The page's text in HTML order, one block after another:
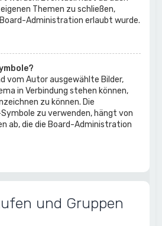
Themen zu schließen,
Administration erlaubt wurde.
vom Autor ausgewählte Bilder,
in Verbindung stehen können,
zu können. Die
zu verwenden, hängt von
ab, die die Board-Administration
und Gruppen